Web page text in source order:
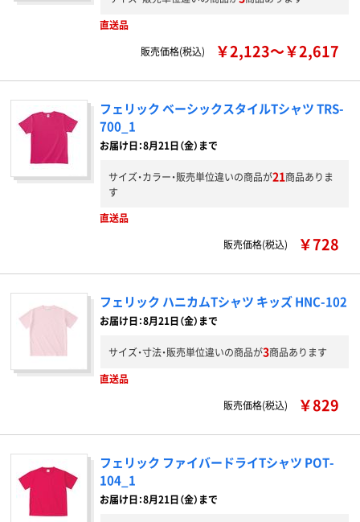
直送品
販売価格(税込)
￥2,123～￥2,617
フェリック ベーシックスタイルTシャツ TRS-
700_1
お届け日：8月21日（金）まで
サイズ・カラー・販売単位違いの商品が21商品ありま
す
直送品
販売価格(税込)
￥728
フェリック ハニカムTシャツ キッズ HNC-102
お届け日：8月21日（金）まで
サイズ・寸法・販売単位違いの商品が3商品あります
直送品
販売価格(税込)
￥829
フェリック ファイバードライTシャツ POT-
104_1
お届け日：8月21日（金）まで